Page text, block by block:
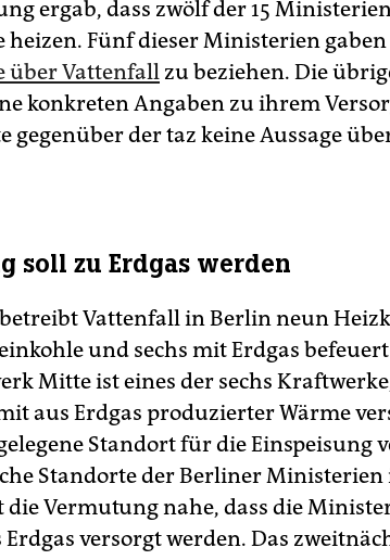
ergab, dass zwölf der 15
heizen. Fünf dieser Ministerien
über Vattenfall zu beziehen. Die
konkreten Angaben zu ihrem
gegenüber der taz keine Aussage
soll zu Erdgas werden
Vattenfall in Berlin neun
und sechs mit Erdgas
Mitte ist eines der sechs
aus Erdgas produzierter Wärme
Standort für die Einspeisung
Standorte der Berliner
die Vermutung nahe, dass die
Erdgas versorgt werden. Das